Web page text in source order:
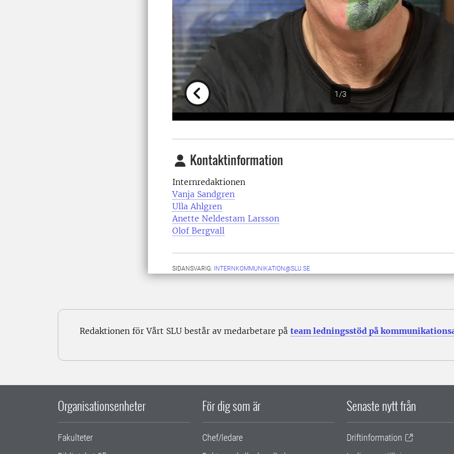
1/3
Kontaktinformation
Internredaktionen
Vanja Sandgren
Ulla Ahlgren
Anette Neldestam Larsson
Olof Bergvall
SIDANSVARIG: INTERNKOMMUNIKATION@SLU.SE
Redaktionen för Vårt SLU består av medarbetare på team ledningsstöd på
Organisationsenheter
Fakulteter
För dig som är
Chef/ledare
Senaste nytt från
Driftinformation